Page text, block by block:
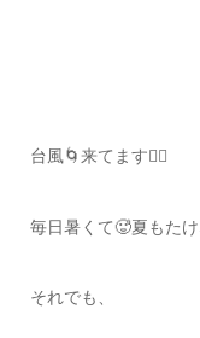
台風🌀来てます😵‍💫
毎日暑くて🥵夏もたけ
それでも、